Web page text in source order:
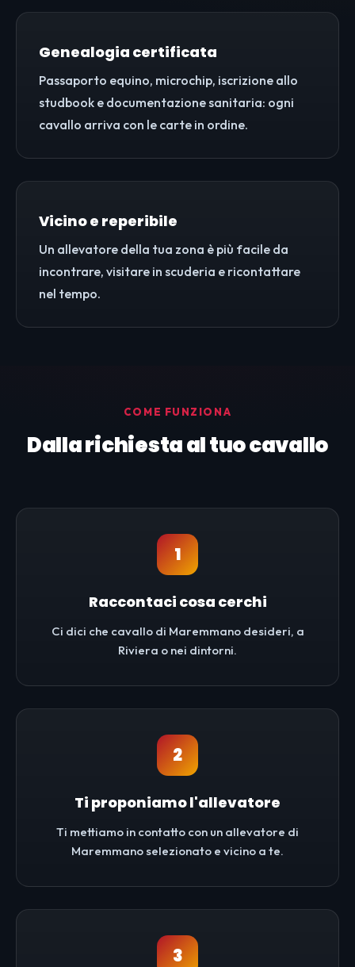
Genealogia certificata
Passaporto equino, microchip, iscrizione allo
studbook e documentazione sanitaria: ogni
cavallo arriva con le carte in ordine.
Vicino e reperibile
Un allevatore della tua zona è più facile da
incontrare, visitare in scuderia e ricontattare
nel tempo.
COME FUNZIONA
Dalla richiesta al tuo cavallo
1
Raccontaci cosa cerchi
Ci dici che cavallo di Maremmano desideri, a
Riviera o nei dintorni.
2
Ti proponiamo l'allevatore
Ti mettiamo in contatto con un allevatore di
Maremmano selezionato e vicino a te.
3